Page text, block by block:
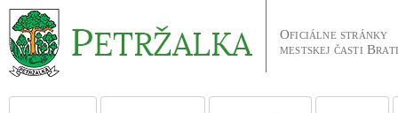
Oficiálne stránky
mestskej časti